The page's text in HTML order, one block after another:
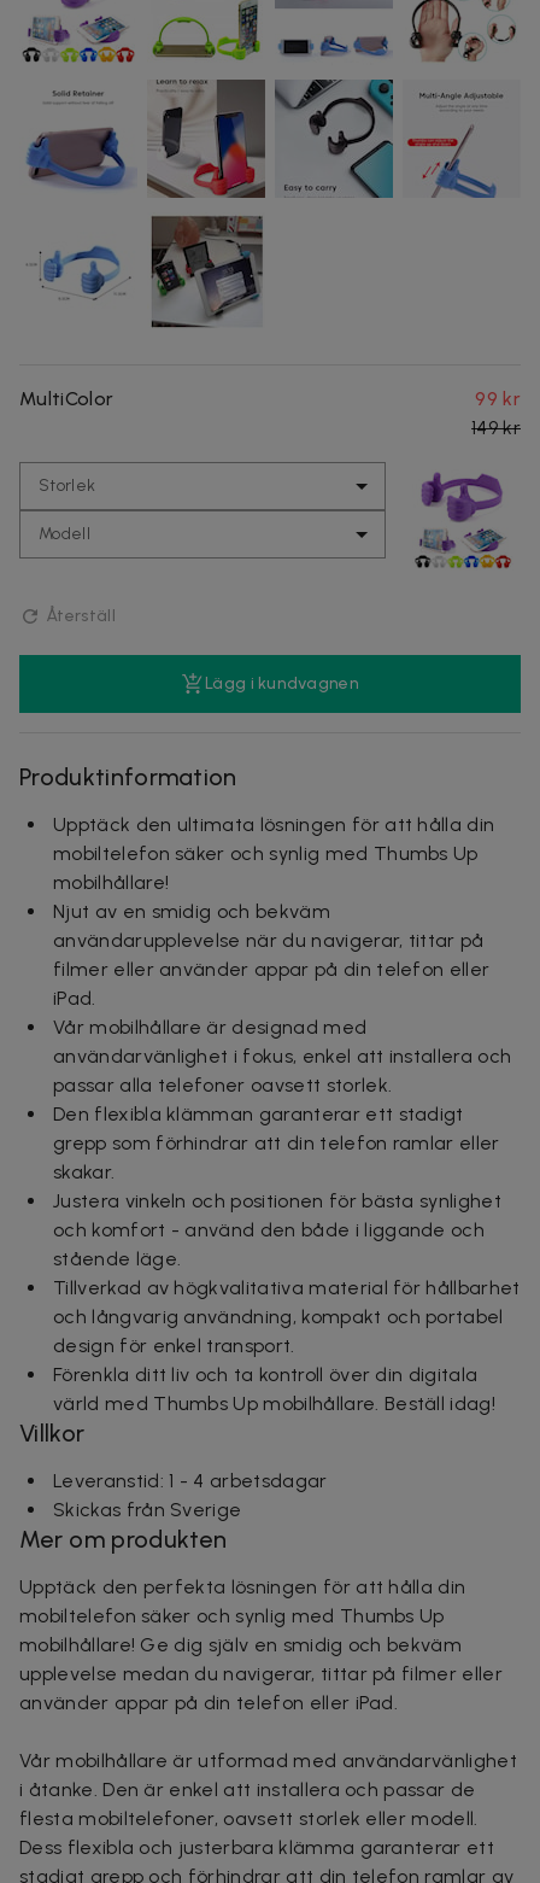
MultiColor
99 kr
149 kr
Storlek
Modell
Återställ
Lägg i kundvagnen
Produktinformation
Upptäck den ultimata lösningen för att hålla din
mobiltelefon säker och synlig med Thumbs Up
mobilhållare!
Njut av en smidig och bekväm
användarupplevelse när du navigerar, tittar på
filmer eller använder appar på din telefon eller
iPad.
Vår mobilhållare är designad med
användarvänlighet i fokus, enkel att installera och
passar alla telefoner oavsett storlek.
Den flexibla klämman garanterar ett stadigt
grepp som förhindrar att din telefon ramlar eller
skakar.
Justera vinkeln och positionen för bästa synlighet
och komfort - använd den både i liggande och
stående läge.
Tillverkad av högkvalitativa material för hållbarhet
och långvarig användning, kompakt och portabel
design för enkel transport.
Förenkla ditt liv och ta kontroll över din digitala
värld med Thumbs Up mobilhållare. Beställ idag!
Villkor
Leveranstid: 1 - 4 arbetsdagar
Skickas från Sverige
Mer om produkten
Upptäck den perfekta lösningen för att hålla din
mobiltelefon säker och synlig med Thumbs Up
mobilhållare! Ge dig själv en smidig och bekväm
upplevelse medan du navigerar, tittar på filmer eller
använder appar på din telefon eller iPad.
Vår mobilhållare är utformad med användarvänlighet
i åtanke. Den är enkel att installera och passar de
flesta mobiltelefoner, oavsett storlek eller modell.
Dess flexibla och justerbara klämma garanterar ett
stadigt grepp och förhindrar att din telefon ramlar av